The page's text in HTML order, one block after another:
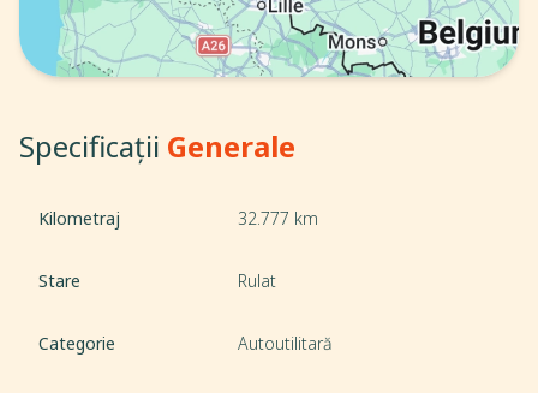
Specificații Generale
Kilometraj 32.777 km
Stare Rulat
Categorie Autoutilitară